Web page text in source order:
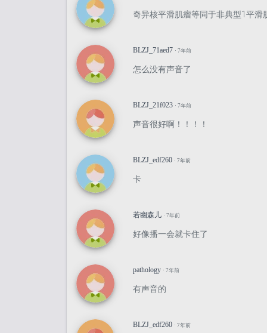
奇异核平滑肌瘤等同于非典型1平滑
BLZJ_71aed7 · 7年前
怎么没有声音了
BLZJ_21f023 · 7年前
声音很好啊！！！！
BLZJ_edf260 · 7年前
卡
若幽森儿 · 7年前
好像播一会就卡住了
pathology · 7年前
有声音的
BLZJ_edf260 · 7年前